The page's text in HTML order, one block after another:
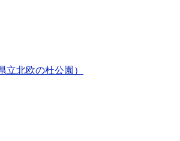
北欧の杜公園）